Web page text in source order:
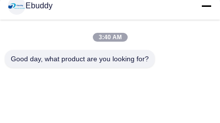
দ্রুত যোগাযোগ
Ebuddy
3:40 AM
Good day, what product are you looking for?